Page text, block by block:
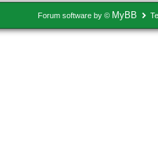
Forum software by © MyBB